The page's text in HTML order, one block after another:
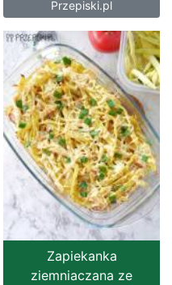
Przepiski.pl
Zapiekanka
ziemniaczana ze